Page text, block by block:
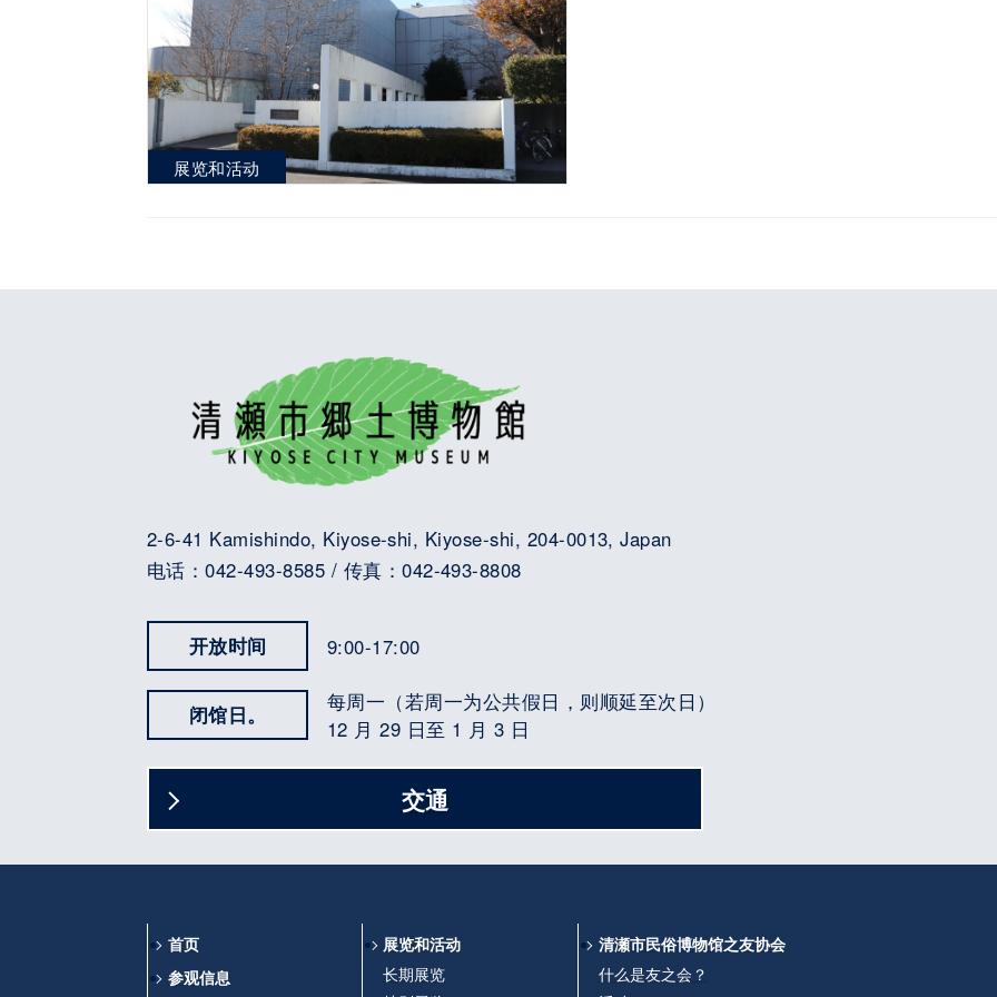
展览和活动
2-6-41 Kamishindo, Kiyose-shi, Kiyose-shi, 204-0013, Japan
电话：042-493-8585 / 传真：042-493-8808
开放时间 9:00-17:00
闭馆日。
每周一（若周一为公共假日，则顺延至次日）
12 月 29 日至 1 月 3 日
交通
首页
参观信息
展览和活动
长期展览
清瀬市民俗博物馆之友协会
什么是友之会？